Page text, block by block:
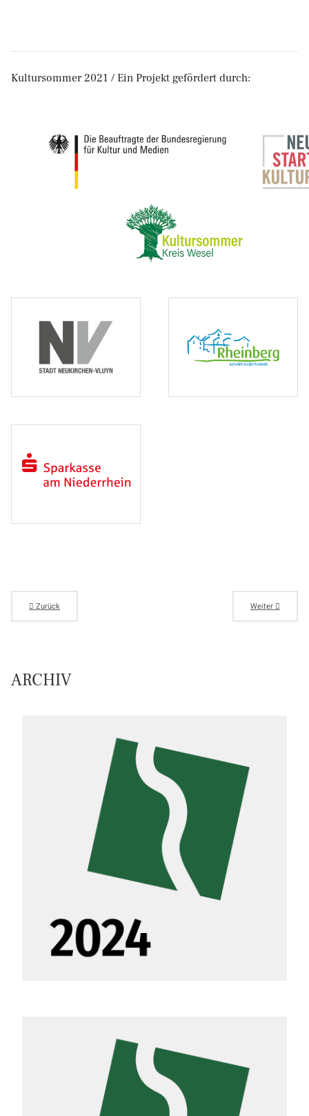
Kultursommer 2021 / Ein Projekt gefördert durch:
Zurück Weiter
ARCHIV